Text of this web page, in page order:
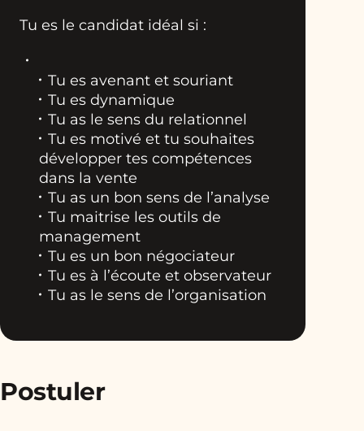
Tu es le candidat idéal si :
Tu es avenant et souriant
Tu es dynamique
Tu as le sens du relationnel
Tu es motivé et tu souhaites
développer tes compétences
dans la vente
Tu as un bon sens de l’analyse
Tu maitrise les outils de
management
Tu es un bon négociateur
Tu es à l’écoute et observateur
Tu as le sens de l’organisation
Postuler